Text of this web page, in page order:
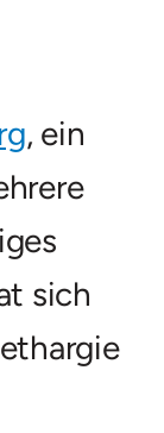
, ein
sich